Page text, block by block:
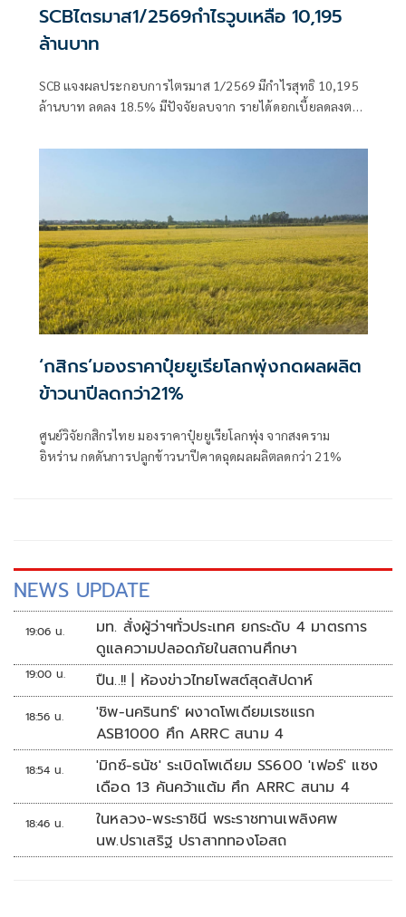
SCBไตรมาส1/2569กำไรวูบเหลือ 10,195
ล้านบาท
SCB แจงผลประกอบการไตรมาส 1/2569 มีกำไรสุทธิ 10,195
ล้านบาท ลดลง 18.5% มีปัจจัยลบจาก รายได้ดอกเบี้ยลดลงตาม
ในการดำเนินงานให้ลดลงได้ 2.3%
‘กสิกร’มองราคาปุ๋ยยูเรียโลกพุ่งกดผลผลิต
ข้าวนาปีลดกว่า21%
ศูนย์วิจัยกสิกรไทย มองราคาปุ๋ยยูเรียโลกพุ่ง จากสงคราม
อิหร่าน กดดันการปลูกข้าวนาปีคาดฉุดผลผลิตลดกว่า 21%
NEWS UPDATE
19:06 น.
มท. สั่งผู้ว่าฯทั่วประเทศ ยกระดับ 4 มาตรการ
ดูแลความปลอดภัยในสถานศึกษา
19:00 น. ปืน..!! | ห้องข่าวไทยโพสต์สุดสัปดาห์
18:56 น.
'ชิพ-นครินทร์' ผงาดโพเดียมเรซแรก
ASB1000 ศึก ARRC สนาม 4
18:54 น.
'มิกซ์-ธนัช' ระเบิดโพเดียม SS600 'เฟอร์' แซง
เดือด 13 คันคว้าแต้ม ศึก ARRC สนาม 4
18:46 น.
ในหลวง-พระราชินี พระราชทานเพลิงศพ
นพ.ปราเสริฐ ปราสาททองโอสถ